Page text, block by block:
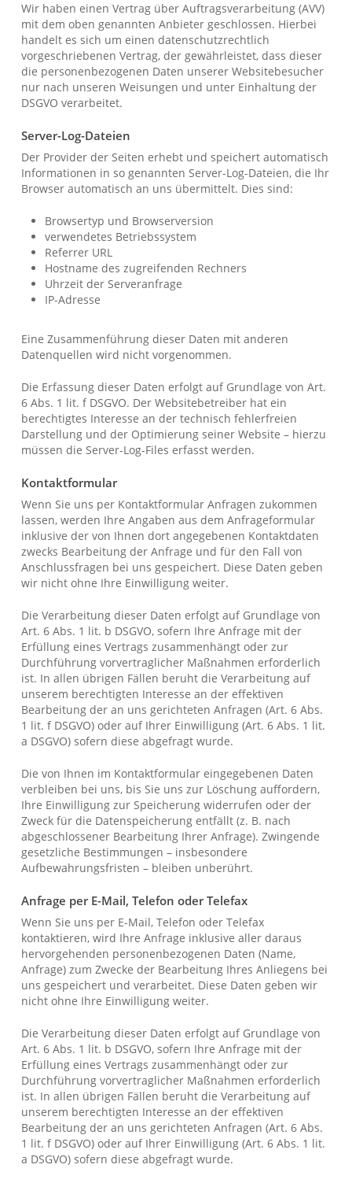
Wir haben einen Vertrag über Auftragsverarbeitung (AVV)
mit dem oben genannten Anbieter geschlossen. Hierbei
handelt es sich um einen datenschutzrechtlich
vorgeschriebenen Vertrag, der gewährleistet, dass dieser
die personenbezogenen Daten unserer Websitebesucher
nur nach unseren Weisungen und unter Einhaltung der
DSGVO verarbeitet.
Server-Log-Dateien
Der Provider der Seiten erhebt und speichert automatisch
Informationen in so genannten Server-Log-Dateien, die Ihr
Browser automatisch an uns übermittelt. Dies sind:
Browsertyp und Browserversion
verwendetes Betriebssystem
Referrer URL
Hostname des zugreifenden Rechners
Uhrzeit der Serveranfrage
IP-Adresse
Eine Zusammenführung dieser Daten mit anderen
Datenquellen wird nicht vorgenommen.
Die Erfassung dieser Daten erfolgt auf Grundlage von Art.
6 Abs. 1 lit. f DSGVO. Der Websitebetreiber hat ein
berechtigtes Interesse an der technisch fehlerfreien
Darstellung und der Optimierung seiner Website – hierzu
müssen die Server-Log-Files erfasst werden.
Kontaktformular
Wenn Sie uns per Kontaktformular Anfragen zukommen
lassen, werden Ihre Angaben aus dem Anfrageformular
inklusive der von Ihnen dort angegebenen Kontaktdaten
zwecks Bearbeitung der Anfrage und für den Fall von
Anschlussfragen bei uns gespeichert. Diese Daten geben
wir nicht ohne Ihre Einwilligung weiter.
Die Verarbeitung dieser Daten erfolgt auf Grundlage von
Art. 6 Abs. 1 lit. b DSGVO, sofern Ihre Anfrage mit der
Erfüllung eines Vertrags zusammenhängt oder zur
Durchführung vorvertraglicher Maßnahmen erforderlich
ist. In allen übrigen Fällen beruht die Verarbeitung auf
unserem berechtigten Interesse an der effektiven
Bearbeitung der an uns gerichteten Anfragen (Art. 6 Abs.
1 lit. f DSGVO) oder auf Ihrer Einwilligung (Art. 6 Abs. 1 lit.
a DSGVO) sofern diese abgefragt wurde.
Die von Ihnen im Kontaktformular eingegebenen Daten
verbleiben bei uns, bis Sie uns zur Löschung auffordern,
Ihre Einwilligung zur Speicherung widerrufen oder der
Zweck für die Datenspeicherung entfällt (z. B. nach
abgeschlossener Bearbeitung Ihrer Anfrage). Zwingende
gesetzliche Bestimmungen – insbesondere
Aufbewahrungsfristen – bleiben unberührt.
Anfrage per E-Mail, Telefon oder Telefax
Wenn Sie uns per E-Mail, Telefon oder Telefax
kontaktieren, wird Ihre Anfrage inklusive aller daraus
hervorgehenden personenbezogenen Daten (Name,
Anfrage) zum Zwecke der Bearbeitung Ihres Anliegens bei
uns gespeichert und verarbeitet. Diese Daten geben wir
nicht ohne Ihre Einwilligung weiter.
Die Verarbeitung dieser Daten erfolgt auf Grundlage von
Art. 6 Abs. 1 lit. b DSGVO, sofern Ihre Anfrage mit der
Erfüllung eines Vertrags zusammenhängt oder zur
Durchführung vorvertraglicher Maßnahmen erforderlich
ist. In allen übrigen Fällen beruht die Verarbeitung auf
unserem berechtigten Interesse an der effektiven
Bearbeitung der an uns gerichteten Anfragen (Art. 6 Abs.
1 lit. f DSGVO) oder auf Ihrer Einwilligung (Art. 6 Abs. 1 lit.
a DSGVO) sofern diese abgefragt wurde.